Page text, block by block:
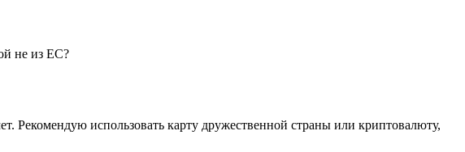
не из ЕС?
Рекомендую использовать карту дружественной страны или криптовалюту,